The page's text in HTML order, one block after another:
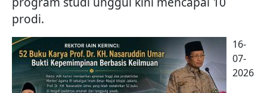
prodi.
16-
07-
2026